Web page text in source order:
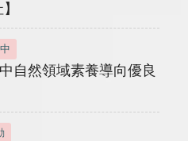
自然領域素養導向優良